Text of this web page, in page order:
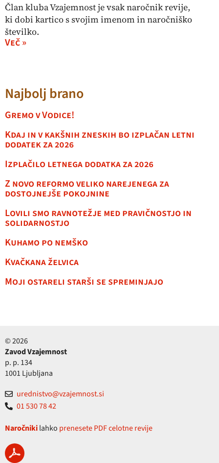
Član kluba Vzajemnost je vsak naročnik revije,
ki dobi kartico s svojim imenom in naročniško
številko.
Več »
Najbolj brano
Gremo v Vodice!
Kdaj in v kakšnih zneskih bo izplačan letni
dodatek za 2026
Izplačilo letnega dodatka za 2026
Z novo reformo veliko narejenega za
dostojnejše pokojnine
Lovili smo ravnotežje med pravičnostjo in
solidarnostjo
Kuhamo po nemško
Kvačkana želvica
Moji ostareli starši se spreminjajo
© 2026
Zavod Vzajemnost
p. p. 134
1001 Ljubljana
urednistvo@vzajemnost.si
01 530 78 42
Naročnikilahko prenesete PDF celotne revije